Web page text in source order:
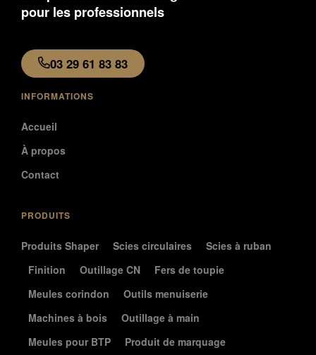
pour les professionnels
03 29 61 83 83
INFORMATIONS
Accueil
À propos
Contact
PRODUITS
Produits Shaper Scies circulaires
Scies à ruban
Finition
Outillage CN
Fers de toupie
Meules corindon
Outils menuiserie
Machines à bois
Outillage à main
Meules pour BTP
Produit de marquage